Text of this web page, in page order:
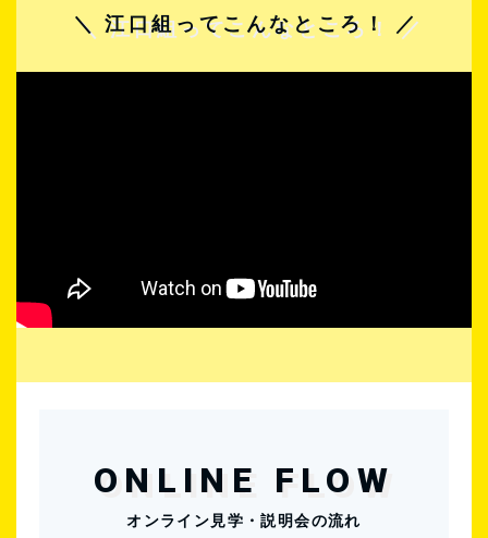
＼ 江口組ってこんなところ！ ／
ONLINE FLOW
オンライン見学・説明会の流れ